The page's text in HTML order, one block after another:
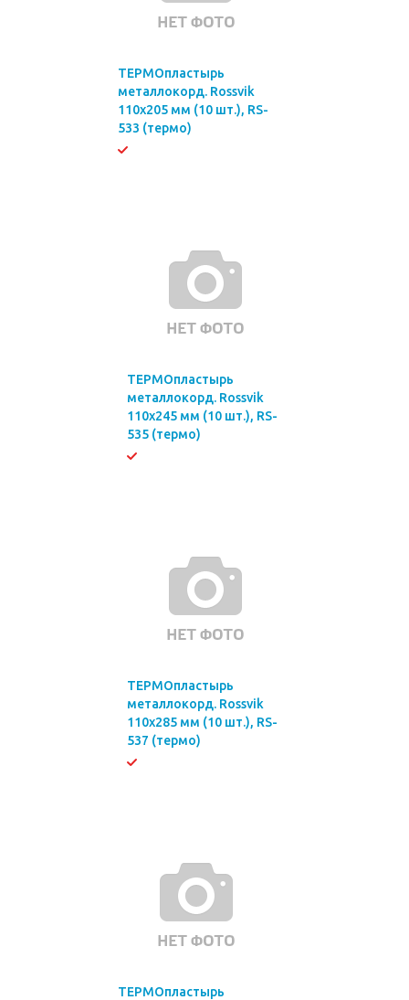
ТЕРМОпластырь
металлокорд. Rossvik
110х205 мм (10 шт.), RS-
533 (термо)
ТЕРМОпластырь
металлокорд. Rossvik
110х245 мм (10 шт.), RS-
535 (термо)
ТЕРМОпластырь
металлокорд. Rossvik
110х285 мм (10 шт.), RS-
537 (термо)
ТЕРМОпластырь